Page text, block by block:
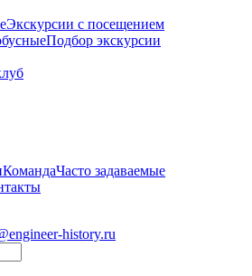
Экскурсии с посещением
Подбор экскурсии
КомандаЧасто задаваемые
history.ru